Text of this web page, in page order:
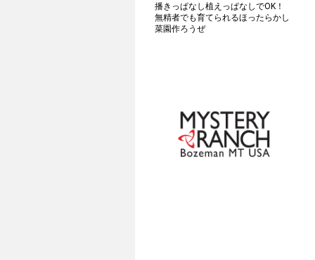
播きっぱなし植えっぱなしでOK！
無精者でも育てられるほったらかし
菜園作ろうぜ